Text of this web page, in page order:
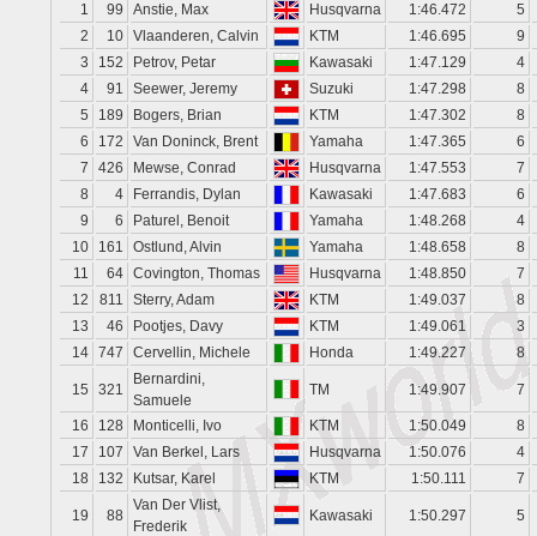
1
99 Anstie, Max Husqvarna 1:46.472
5
2
10 Vlaanderen, Calvin KTM 1:46.695
9
3
152 Petrov, Petar Kawasaki 1:47.129
4
4
91 Seewer, Jeremy Suzuki 1:47.298
8
5
189 Bogers, Brian KTM 1:47.302
8
6
172 Van Doninck, Brent Yamaha 1:47.365
6
7
426 Mewse, Conrad Husqvarna 1:47.553
7
8
4 Ferrandis, Dylan Kawasaki 1:47.683
6
9
6 Paturel, Benoit Yamaha 1:48.268
4
10
161 Ostlund, Alvin Yamaha 1:48.658
8
11
64 Covington, Thomas Husqvarna 1:48.850
7
12
811 Sterry, Adam KTM 1:49.037
8
13
46 Pootjes, Davy KTM 1:49.061
3
14 747 Cervellin, Michele Honda 1:49.227 8
15 321
Bernardini,
Samuele
TM 1:49.907 7
16 128 Monticelli, Ivo KTM 1:50.049
8
17
107 Van Berkel, Lars Husqvarna 1:50.076
4
18
132 Kutsar, Karel KTM 1:50.111 7
19 88
Van Der Vlist,
Frederik
Kawasaki 1:50.297 5